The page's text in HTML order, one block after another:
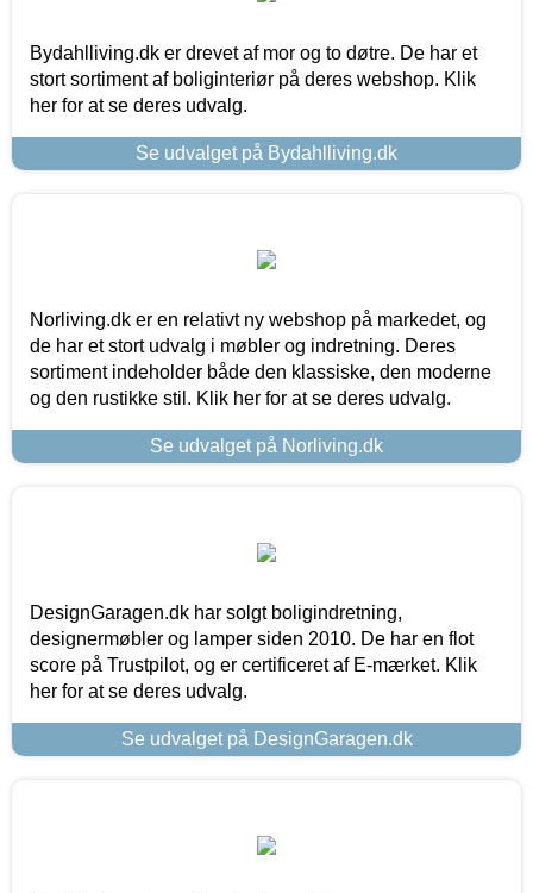
Bydahlliving.dk er drevet af mor og to døtre. De har et
stort sortiment af boliginteriør på deres webshop. Klik
her for at se deres udvalg.
Se udvalget på Bydahlliving.dk
Norliving.dk er en relativt ny webshop på markedet, og
de har et stort udvalg i møbler og indretning. Deres
sortiment indeholder både den klassiske, den moderne
og den rustikke stil. Klik her for at se deres udvalg.
Se udvalget på Norliving.dk
DesignGaragen.dk har solgt boligindretning,
designermøbler og lamper siden 2010. De har en flot
score på Trustpilot, og er certificeret af E-mærket. Klik
her for at se deres udvalg.
Se udvalget på DesignGaragen.dk